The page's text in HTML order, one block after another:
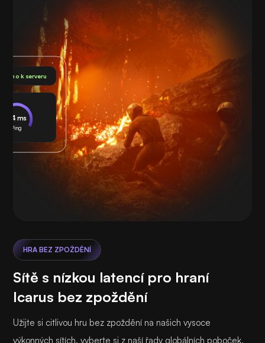
k serveru
24 ms
Ping
HRA BEZ ZPOŽDĚNÍ
Sítě s nízkou latencí pro hraní
Icarus bez zpoždění
Užijte si citlivou hru bez zpoždění na našich vysoce
výkonných sítích. vyberte si z naší řady globálních poboček,